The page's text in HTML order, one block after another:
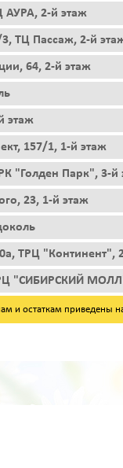
АУРА, 2-й этаж
ТЦ Пассаж, 2-й
64, 2-й этаж
этаж
157/1, 1-й этаж
"Голден Парк", 3-й
23, 1-й этаж
ТРЦ "Континент",
"СИБИРСКИЙ
и остаткам приведены